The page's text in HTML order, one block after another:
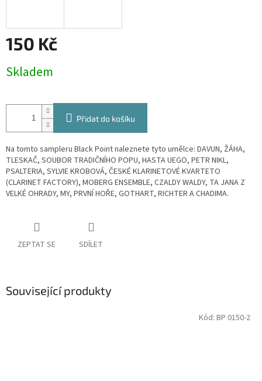
150 Kč
cena:
Skladem
Přidat do košíku
Na tomto sampleru Black Point naleznete tyto umělce: DAVUN, ŽÁHA,
TLESKAČ, SOUBOR TRADIČNÍHO POPU, HASTA UEGO, PETR NIKL,
PSALTERIA, SYLVIE KROBOVÁ, ČESKÉ KLARINETOVÉ KVARTETO
(CLARINET FACTORY), MOBERG ENSEMBLE, CZALDY WALDY, TA JANA Z
VELKÉ OHRADY, MY, PRVNÍ HOŘE, GOTHART, RICHTER A CHADIMA.
ZEPTAT SE SDÍLET
Související produkty
Kód: BP 0150-2